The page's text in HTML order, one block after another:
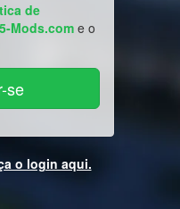
de
Mods.com e o
o login aqui.